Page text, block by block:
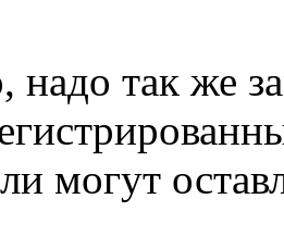
надо так же
могут